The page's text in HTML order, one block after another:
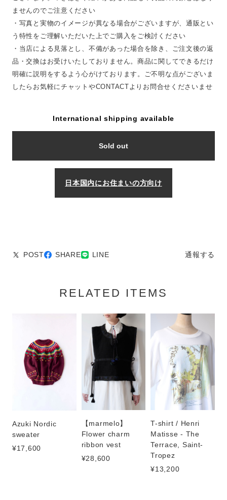
ませんのでご注意ください
・写真と実物のイメージが異なる場合がございますが、通販とい
う特性をご理解いただいた上でご購入をご検討ください
・当店による見落とし、不備があった場合を除き、ご注文後の返
品・交換はお受けいたしておりません。商品に関してできるだけ
明確に説明をするよう心がけております。ご不明な点がございま
したらお気軽にチャットやCONTACTよりお問合せくださいませ
International shipping available
Sold out
日本国内にお住まいの方向け
POST SHARE LINE 通報する
RELATED ITEMS
Azuki Nordic
sweater
¥17,600
【marmelo】
Flower charm
ribbon vest
¥28,600
T-shirt / Henri
Matisse - The
Terrace, Saint-
Tropez
¥13,200